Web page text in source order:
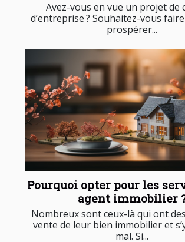
Avez-vous en vue un projet de
d’entreprise ? Souhaitez-vous
prospérer...
Pourquoi opter pour les
agent immobilier
Nombreux sont ceux-là qui ont
vente de leur bien immobilier et
mal. Si...